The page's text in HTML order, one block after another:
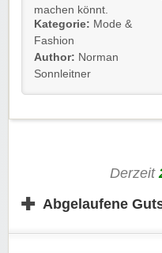
machen könnt.
Kostenlose Retoure
🔄
Sichere Zahlung
Weltweit größtes
Erlebt diese Vorteile und
Kategorie: Mode &
Fashion
Author: Norman
Sonnleitner
Derzeit
✚ Abgelaufene